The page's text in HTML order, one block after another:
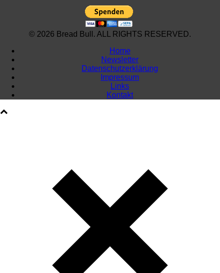
© 2026 Bread Bull. ALL RIGHTS RESERVED.
Home
Newsletter
Datenschutzerklärung
Impressum
Links
Kontakt